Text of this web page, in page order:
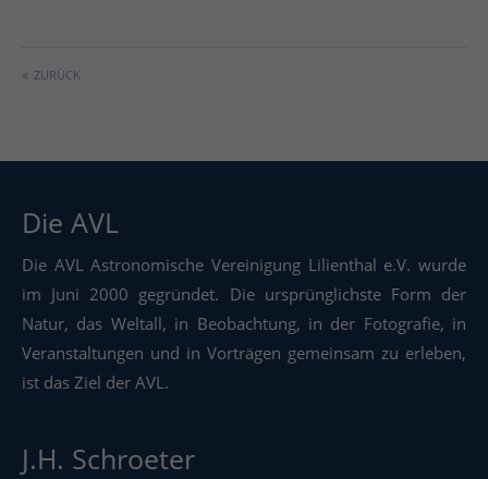
ZURÜCK
Die AVL
Die AVL Astronomische Vereinigung Lilienthal e.V. wurde
im Juni 2000 gegründet. Die ursprünglichste Form der
Natur, das Weltall, in Beobachtung, in der Fotografie, in
Veranstaltungen und in Vorträgen gemeinsam zu erleben,
ist das Ziel der AVL.
J.H. Schroeter